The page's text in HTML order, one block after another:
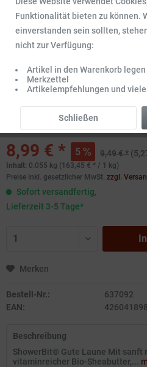
8,99 € * 5 9,49 € *
Inhalt: 0.055 kg (163,45 € * / 1 kg)
Preise inkl. gesetzlicher MwSt. zzgl.
Sofort versandfertig,
Lieferzeit 3-5 Tage*
Merken
Bestell-Nr.:
637092
EAN:
Beschreibung
ShowerBit® Gute Laune Mit sanft
vitaminreicher Bio-Sheabutter,...
Funktionalität bieten zu können.
einverstanden sein sollten,
nicht zur Verfügung:
Artikel in den Warenkorb legen
Merkzettel
Artikelempfehlungen und
Schließen